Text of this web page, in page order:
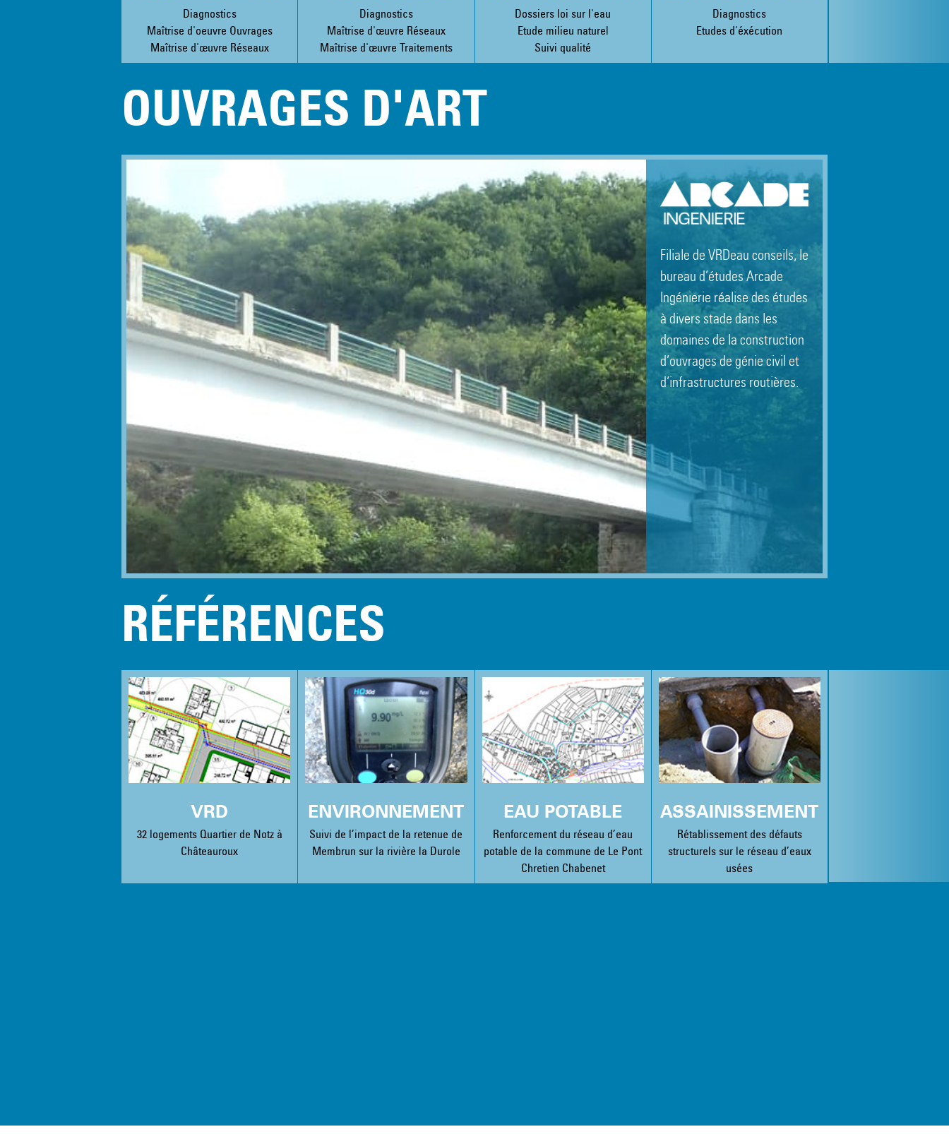
Diagnostics
Maîtrise d'oeuvre Ouvrages
Maîtrise d'œuvre Réseaux
Diagnostics
Maîtrise d'œuvre Réseaux
Maîtrise d'œuvre Traitements
Dossiers loi sur l'eau
Etude milieu naturel
Suivi qualité
Diagnostics
Etudes d'éxécution
OUVRAGES D'ART
Filiale de VRDeau conseils, le
bureau d’études Arcade
Ingénierie réalise des études
à divers stade dans les
domaines de la construction
d’ouvrages de génie civil et
d’infrastructures routières.
RÉFÉRENCES
VRD
32 logements Quartier de Notz à
Châteauroux
ENVIRONNEMENT
Suivi de l’impact de la retenue de
Membrun sur la rivière la Durole
EAU POTABLE
Renforcement du réseau d’eau
potable de la commune de Le Pont
Chretien Chabenet
ASSAINISSEMENT
Rétablissement des défauts
structurels sur le réseau d’eaux
usées